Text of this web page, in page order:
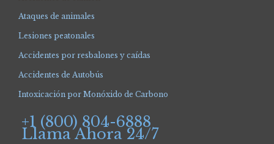
Ataques de animales
Lesiones peatonales
Accidentes por resbalones y caídas
Accidentes de Autobús
Intoxicación por Monóxido de Carbono
+1 (800) 804-6888
Llama Ahora 24/7